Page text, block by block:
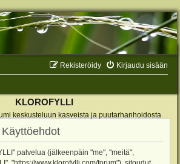
Kirjaudu sisään
Rekisteröidy
KLOROFYLLI
keskusteluun kasveista ja puutarhanhoidosta
palvelua (jälkeenpäin "me", "meitä",